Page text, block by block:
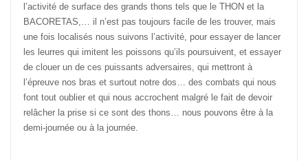
l’activité de surface des grands thons tels que le THON et la
BACORETAS,… il n’est pas toujours facile de les trouver, mais
une fois localisés nous suivons l’activité, pour essayer de lancer
les leurres qui imitent les poissons qu’ils poursuivent, et essayer
de clouer un de ces puissants adversaires, qui mettront à
l’épreuve nos bras et surtout notre dos… des combats qui nous
font tout oublier et qui nous accrochent malgré le fait de devoir
relâcher la prise si ce sont des thons… nous pouvons être à la
demi-journée ou à la journée.